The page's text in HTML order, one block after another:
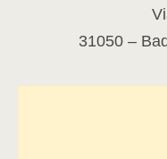
31050 –